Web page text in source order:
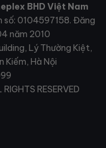
BHD Việt Nam
số: 0104597158. Đăng
năm 2010
Lý Thường Kiệt,
Kiếm, Hà Nội
RESERVED